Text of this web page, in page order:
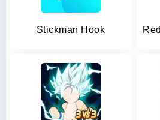
Stickman Hook